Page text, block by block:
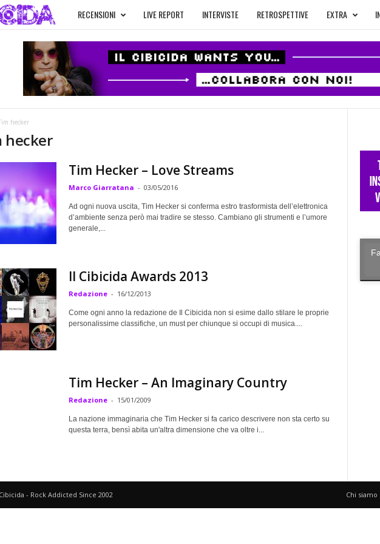
l
C
c
i
RECENSIONI LIVE REPORT INTERVISTE RETROSPETTIVE EXTRA
hecker
hecker
Tim Hecker – Love Streams
Marco Giarratana - 03/05/2016
Ad ogni nuova uscita, Tim Hecker si conferma estro trasformista dell’elettronica
d’ambiente senza però mai tradire se stesso. Cambiano gli strumenti e l’umore
generale,...
Il Cibicida Awards 2013
Redazione - 16/12/2013
Come ogni anno la redazione de Il Cibicida non si esime dallo stilare le proprie
personalissime classifiche, un must per chiunque si occupi di musica....
Tim Hecker – An Imaginary Country
Redazione - 15/01/2009
La nazione immaginaria che Tim Hecker si fa carico descrivere non sta certo su
questa terra, bensì abita un'altra dimensione che va oltre i...
Chi siamo
- Rock Addicted Since 2002